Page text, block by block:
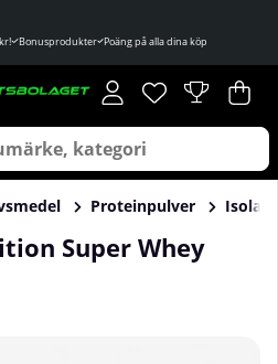
Bonusprodukter Poäng på alla dina köp
Önskelista
Antal i
. .
Proteinpulver
Super Whey
Super Whey Isolate,